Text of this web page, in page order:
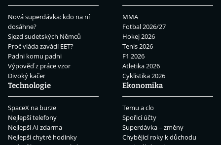
Nová superdávka: kdo na ní
dosáhne?
Sjezd sudetských Němců
Proč vláda zavádí EET?
Padni komu padni
Výpověď z práce vzor
Divoký kačer
MMA
Fotbal 2026/27
Hokej 2026
Tenis 2026
F1 2026
Atletika 2026
Cyklistika 2026
Technologie
SpaceX na burze
Nejlepší telefony
Nejlepší AI zdarma
Nejlepší chytré hodinky
Ekonomika
Temu a clo
Spořicí účty
Superdávka – změny
Chybějící roky k důchodu